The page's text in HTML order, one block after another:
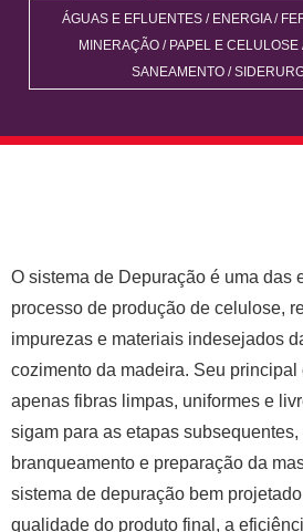
ÁGUAS E EFLUENTES/ ENERGIA/
MINERAÇÃO / PAPEL E CELULOSE
SANEAMENTO /
O sistema de Depuração é uma das
processo de produção de celulose,
impurezas e materiais indesejados
cozimento da madeira. Seu
apenas fibras limpas, uniformes e
sigam para as etapas
branqueamento e preparação da
sistema de depuração bem
qualidade do produto final, a